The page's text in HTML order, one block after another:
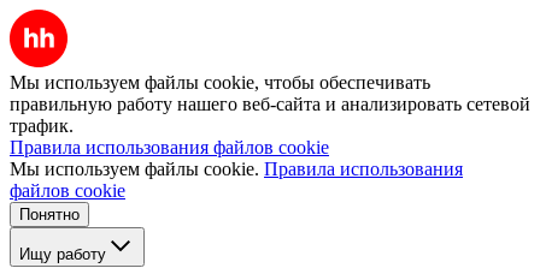
Мы используем файлы cookie, чтобы обеспечивать
правильную работу нашего веб-сайта и анализировать сетевой
трафик.
Правила использования файлов cookie
Мы используем файлы cookie. Правила использования
файлов cookie
Понятно
Ищу работу